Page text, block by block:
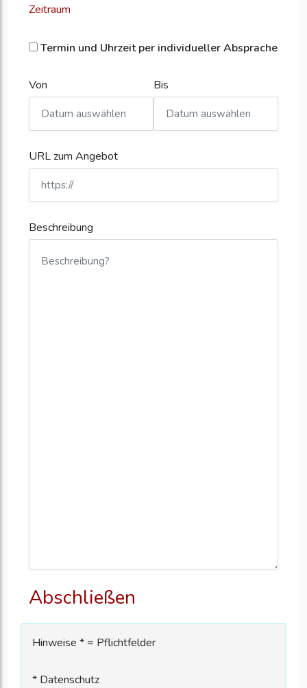
Zeitraum
Termin und Uhrzeit per individueller Absprache
Von Bis
URL zum Angebot
Beschreibung
Abschließen
Hinweise * = Pflichtfelder
* Datenschutz